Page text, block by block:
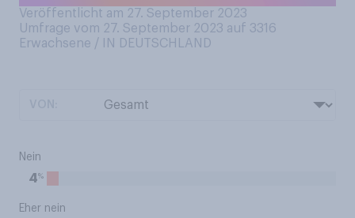
Veröffentlicht am 27. September 2023
Umfrage vom 27. September 2023 auf 3316
Erwachsene / IN DEUTSCHLAND
Nein
4%
Eher nein